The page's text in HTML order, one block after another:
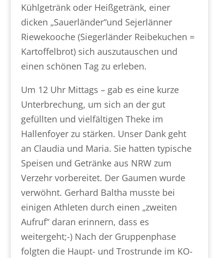
Kühlgetränk oder Heißgetränk, einer
dicken „Sauerländer“und Sejerlänner
Riewekooche (Siegerländer Reibekuchen =
Kartoffelbrot) sich auszutauschen und
einen schönen Tag zu erleben.
Um 12 Uhr Mittags – gab es eine kurze
Unterbrechung, um sich an der gut
gefüllten und vielfältigen Theke im
Hallenfoyer zu stärken. Unser Dank geht
an Claudia und Maria. Sie hatten typische
Speisen und Getränke aus NRW zum
Verzehr vorbereitet. Der Gaumen wurde
verwöhnt. Gerhard Baltha musste bei
einigen Athleten durch einen „zweiten
Aufruf“ daran erinnern, dass es
weitergeht;-) Nach der Gruppenphase
folgten die Haupt- und Trostrunde im KO-